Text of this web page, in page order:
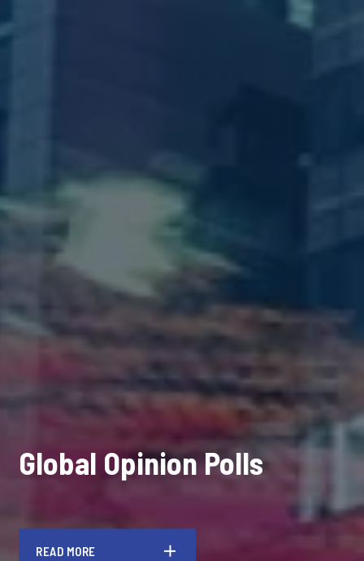
Global Opinion Polls
READ MORE